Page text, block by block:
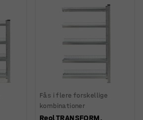
Fås i flere forskellige
kombinationer
Reol TRANSFORM,